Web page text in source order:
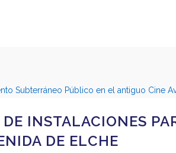
DE INSTALACIONES
DE ELCHE